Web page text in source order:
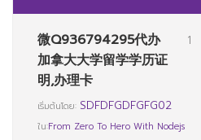
微Q936794295代办
加拿大大学留学学历证
明,办理卡
เริ่มต้นโดย: SDFDFGDFGFG02
ใน:From Zero To Hero With Nodejs
1